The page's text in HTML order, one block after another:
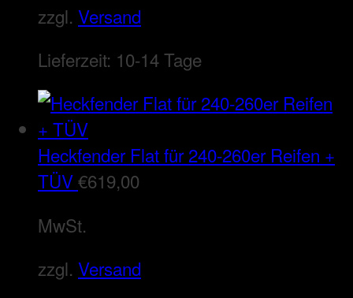
zzgl. Versand
Lieferzeit: 10-14 Tage
Heckfender Flat für 240-260er Reifen +
TÜV€619,00
MwSt.
zzgl. Versand